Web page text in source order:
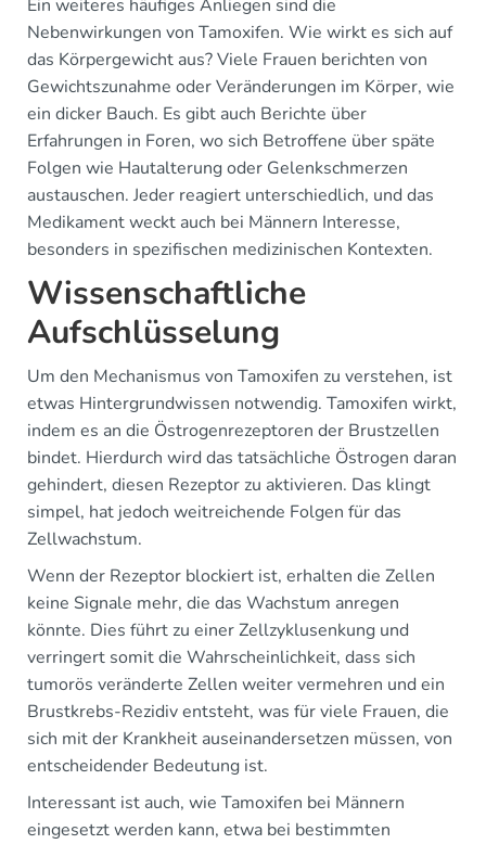
Ein weiteres häufiges Anliegen sind die
Nebenwirkungen von Tamoxifen. Wie wirkt es sich auf
das Körpergewicht aus? Viele Frauen berichten von
Gewichtszunahme oder Veränderungen im Körper, wie
ein dicker Bauch. Es gibt auch Berichte über
Erfahrungen in Foren, wo sich Betroffene über späte
Folgen wie Hautalterung oder Gelenkschmerzen
austauschen. Jeder reagiert unterschiedlich, und das
Medikament weckt auch bei Männern Interesse,
besonders in spezifischen medizinischen Kontexten.
Wissenschaftliche
Aufschlüsselung
Um den Mechanismus von Tamoxifen zu verstehen, ist
etwas Hintergrundwissen notwendig. Tamoxifen wirkt,
indem es an die Östrogenrezeptoren der Brustzellen
bindet. Hierdurch wird das tatsächliche Östrogen daran
gehindert, diesen Rezeptor zu aktivieren. Das klingt
simpel, hat jedoch weitreichende Folgen für das
Zellwachstum.
Wenn der Rezeptor blockiert ist, erhalten die Zellen
keine Signale mehr, die das Wachstum anregen
könnte. Dies führt zu einer Zellzyklusenkung und
verringert somit die Wahrscheinlichkeit, dass sich
tumorös veränderte Zellen weiter vermehren und ein
Brustkrebs-Rezidiv entsteht, was für viele Frauen, die
sich mit der Krankheit auseinandersetzen müssen, von
entscheidender Bedeutung ist.
Interessant ist auch, wie Tamoxifen bei Männern
eingesetzt werden kann, etwa bei bestimmten